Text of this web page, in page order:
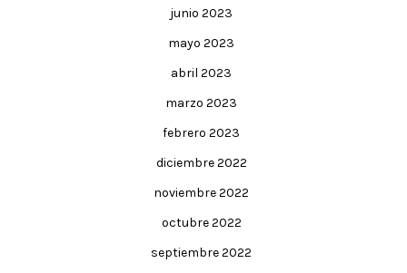
junio 2023
mayo 2023
abril 2023
marzo 2023
febrero 2023
diciembre 2022
noviembre 2022
octubre 2022
septiembre 2022